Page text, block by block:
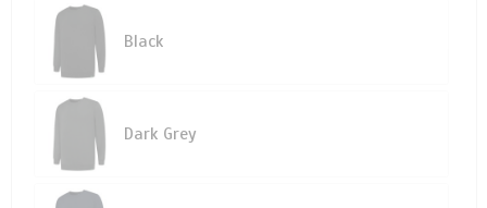
Black
Dark Grey